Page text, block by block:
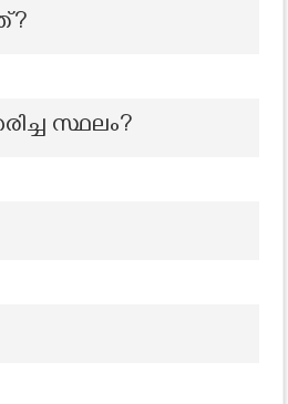
സ്ഥലം?